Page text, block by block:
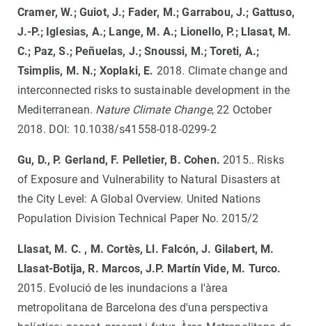
Cramer, W.; Guiot, J.; Fader, M.; Garrabou, J.; Gattuso,
J.-P.; Iglesias, A.; Lange, M. A.; Lionello, P.; Llasat, M.
C.; Paz, S.; Peñuelas, J.; Snoussi, M.; Toreti, A.;
Tsimplis, M. N.; Xoplaki, E. 2018. Climate change and
interconnected risks to sustainable development in the
Mediterranean. Nature Climate Change, 22 October
2018. DOI: 10.1038/s41558-018-0299-2
Gu, D., P. Gerland, F. Pelletier, B. Cohen. 2015.. Risks
of Exposure and Vulnerability to Natural Disasters at
the City Level: A Global Overview. United Nations
Population Division Technical Paper No. 2015/2
Llasat, M. C. , M. Cortès, Ll. Falcón, J. Gilabert, M.
Llasat-Botija, R. Marcos, J.P. Martín Vide, M. Turco.
2015. Evolució de les inundacions a l'àrea
metropolitana de Barcelona des d'una perspectiva